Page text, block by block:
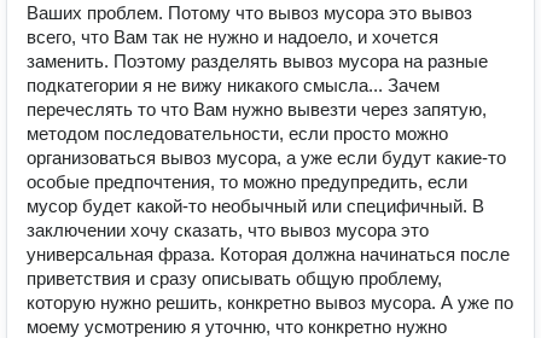
Ваших проблем. Потому что вывоз мусора это вывоз
всего, что Вам так не нужно и надоело, и хочется
заменить. Поэтому разделять вывоз мусора на разные
подкатегории я не вижу никакого смысла... Зачем
перечеслять то что Вам нужно вывезти через запятую,
методом последовательности, если просто можно
организоваться вывоз мусора, а уже если будут какие-то
особые предпочтения, то можно предупредить, если
мусор будет какой-то необычный или специфичный. В
заключении хочу сказать, что вывоз мусора это
универсальная фраза. Которая должна начинаться после
приветствия и сразу описывать общую проблему,
которую нужно решить, конкретно вывоз мусора. А уже по
моему усмотрению я уточню, что конкретно нужно